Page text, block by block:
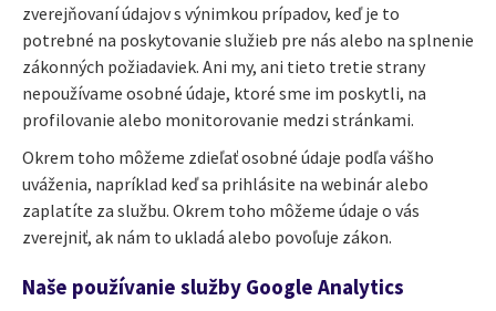
zverejňovaní údajov s výnimkou prípadov, keď je to
potrebné na poskytovanie služieb pre nás alebo na splnenie
zákonných požiadaviek. Ani my, ani tieto tretie strany
nepoužívame osobné údaje, ktoré sme im poskytli, na
profilovanie alebo monitorovanie medzi stránkami.
Okrem toho môžeme zdieľať osobné údaje podľa vášho
uváženia, napríklad keď sa prihlásite na webinár alebo
zaplatíte za službu. Okrem toho môžeme údaje o vás
zverejniť, ak nám to ukladá alebo povoľuje zákon.
Naše používanie služby Google Analytics